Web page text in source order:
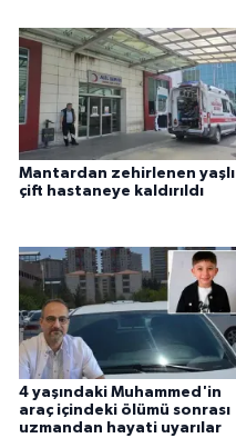
Mantardan zehirlenen yaşlı
çift hastaneye kaldırıldı
4 yaşındaki Muhammed'in
araç içindeki ölümü sonrası
uzmandan hayati uyarılar